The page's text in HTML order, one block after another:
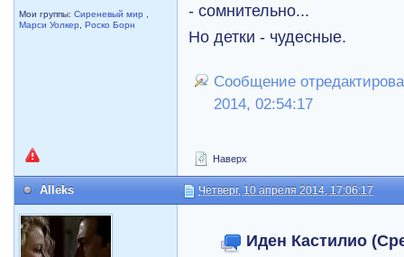
Мои группы:Сиреневый мир
Марси Уолкер
,Роско Борн
- сомнительно...
Но детки - чудесные.
Сообщение
2014, 02:54:17
Наверх
Alleks Четверг, 10 апреля 2014, 17:06:17
Иден Кастилио